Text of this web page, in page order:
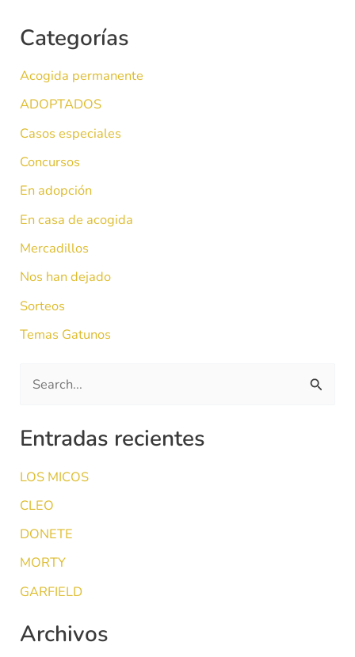
Categorías
Acogida permanente
ADOPTADOS
Casos especiales
Concursos
En adopción
En casa de acogida
Mercadillos
Nos han dejado
Sorteos
Temas Gatunos
s
r
p
o
r
Entradas recientes
LOS MICOS
CLEO
DONETE
MORTY
GARFIELD
Archivos